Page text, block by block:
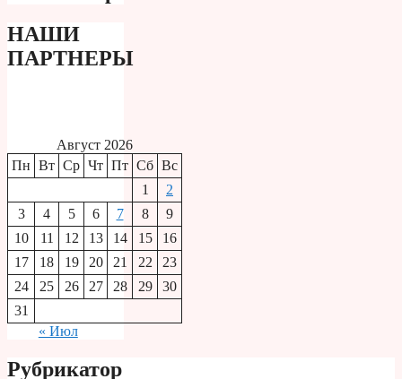
НАШИ
ПАРТНЕРЫ
Август 2026
Пн Вт Ср Чт Пт Сб Вс
1
2
3
4 5 6 7 8
9
10
11 12 13 14 15
16
17
18 19 20 21 22
23
24
25 26 27 28 29
30
31
« Июл
Рубрикатор